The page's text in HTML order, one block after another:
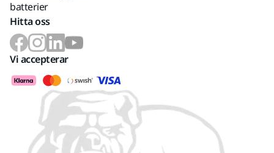
batterier
Hitta oss
Vi accepterar